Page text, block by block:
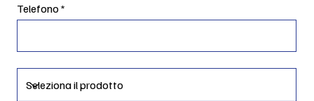
Telefono